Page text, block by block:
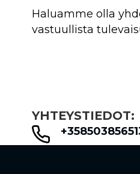
Haluamme olla
vastuullista
YHTEYSTIEDOT: